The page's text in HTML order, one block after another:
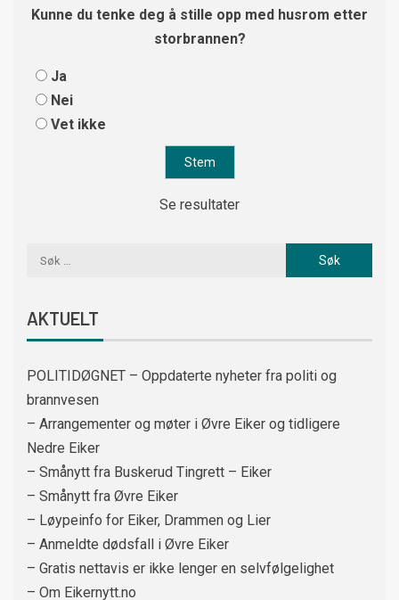
Kunne du tenke deg å stille opp med husrom etter
storbrannen?
Ja
Nei
Vet ikke
Se resultater
AKTUELT
POLITIDØGNET – Oppdaterte nyheter fra politi og
brannvesen
– Arrangementer og møter i Øvre Eiker og tidligere
Nedre Eiker
– Smånytt fra Buskerud Tingrett – Eiker
– Smånytt fra Øvre Eiker
– Løypeinfo for Eiker, Drammen og Lier
– Anmeldte dødsfall i Øvre Eiker
– Gratis nettavis er ikke lenger en selvfølgelighet
– Om Eikernytt.no